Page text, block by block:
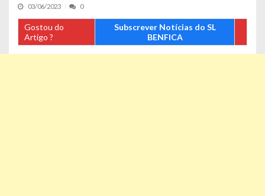
03/06/2023 0
Gostou do
Artigo ?
Subscrever Notícias do SL
BENFICA